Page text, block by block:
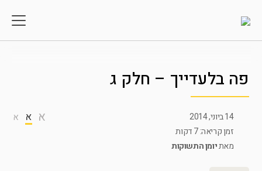
פה בלעדייך – חלק ג
א א א
14 ביוני, 2014
זמן קריאה: 7 דקות
מאתיומן התשוקות